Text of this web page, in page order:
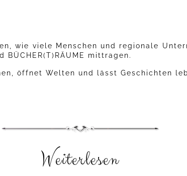
wie viele Menschen und regionale
mittragen.
öffnet Welten und lässt Geschichten
Weiterlesen